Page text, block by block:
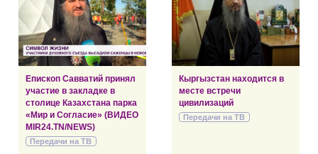
Епископ Савватий принял
участие в закладке в
столице Казахстана парка
«Мир и Согласие» (ВИДЕО
MIR24.TN/NEWS)
Передачи на ТВ
Кыргызстан находится в
месте встречи
цивилизаций
Передачи на ТВ